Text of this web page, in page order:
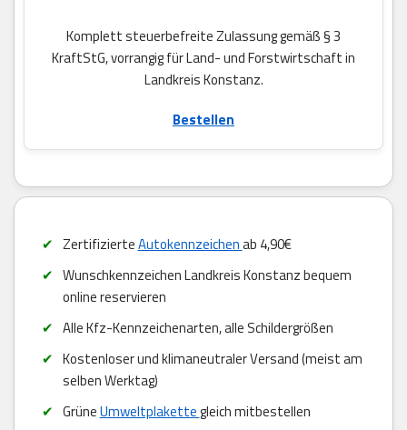
Komplett steuerbefreite Zulassung gemäß § 3
KraftStG, vorrangig für Land- und Forstwirtschaft in
Landkreis Konstanz.
Bestellen
ZertifizierteAutokennzeichenab 4,90€
Wunschkennzeichen Landkreis Konstanz bequem
online reservieren
Alle Kfz-Kennzeichenarten, alle Schildergrößen
Kostenloser und klimaneutraler Versand (meist am
selben Werktag)
GrüneUmweltplakettegleich mitbestellen